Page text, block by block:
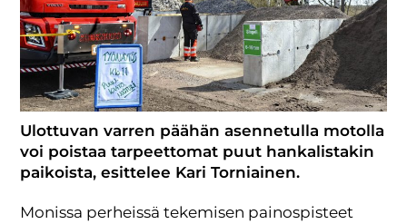
Ulottuvan varren päähän asennetulla motolla
voi poistaa tarpeettomat puut hankalistakin
paikoista, esittelee Kari Torniainen.
Monissa perheissä tekemisen painospisteet